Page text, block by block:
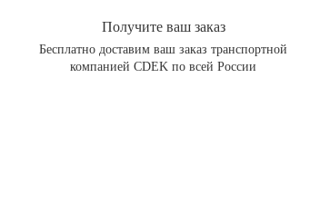
Получите ваш заказ
Бесплатно доставим ваш заказ транспортной
компанией CDEK по всей России